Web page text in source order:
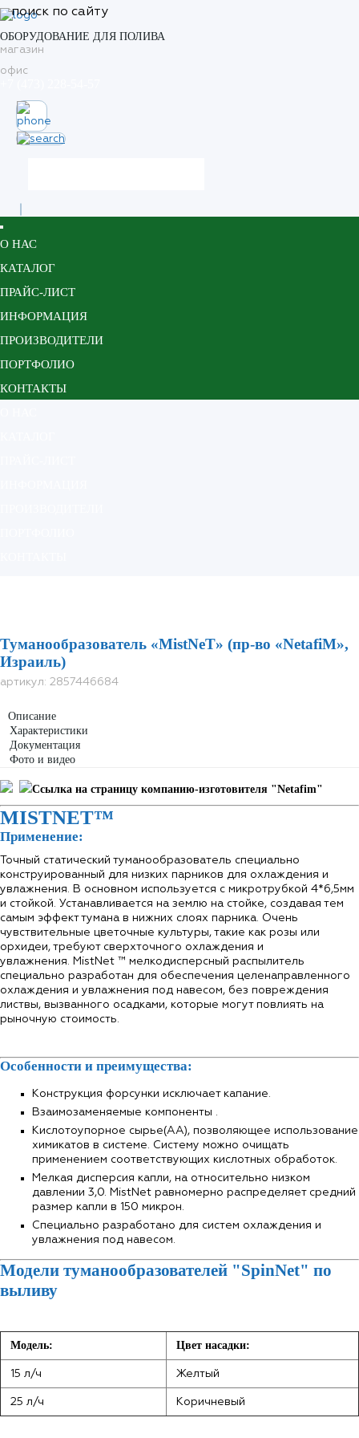
ОБОРУДОВАНИЕ ДЛЯ ПОЛИВА
магазин
офис
поиск по сайту
О НАС
КАТАЛОГ
ПРАЙС-ЛИСТ
ИНФОРМАЦИЯ
ПРОИЗВОДИТЕЛИ
ПОРТФОЛИО
КОНТАКТЫ
Туманообразователь «MistNeT» (пр-во «NetafiM»,
Израиль)
артикул: 2857446684
Описание
Характеристики
Документация
Фото и видео
Ссылка на страницу компанию-изготовителя "Netafim"
MISTNET™
Применение:
Точный статический туманообразователь специально
конструированный для низких парников для охлаждения и
увлажнения. В основном используется с микротрубкой 4*6,5мм
и стойкой. Устанавливается на землю на стойке, создавая тем
самым эффект тумана в нижних слоях парника. Очень
чувствительные цветочные культуры, такие как розы или
орхидеи, требуют сверхточного охлаждения и
увлажнения. MistNet ™ мелкодисперсный распылитель
специально разработан для обеспечения целенаправленного
охлаждения и увлажнения под навесом, без повреждения
листвы, вызванного осадками, которые могут повлиять на
рыночную стоимость.
Особенности и преимущества:
Конструкция форсунки исключает капание.
Взаимозаменяемые компоненты .
Кислотоупорное сырье(АА), позволяющее использование
химикатов в системе. Систему можно очищать
применением соответствующих кислотных обработок.
Мелкая дисперсия капли, на относительно низком
давлении 3,0. MistNet равномерно распределяет средний
размер капли в 150 микрон.
Специально разработано для систем охлаждения и
увлажнения под навесом.
Модели туманообразователей "SpinNet" по
выливу
Модель: Цвет насадки:
15 л/ч Желтый
25 л/ч Коричневый